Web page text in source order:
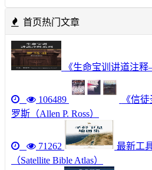
首页热门文章
《生命宝训讲道注
106489
《信
罗斯（Allen P. Ross）
71262
最新工
（Satellite Bible Atlas）